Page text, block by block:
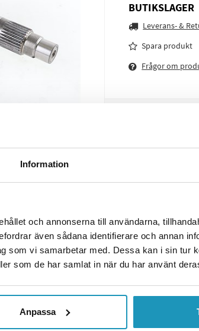
Information
och annonserna till användarna,
även sådana identifierare och annan
som vi samarbetar med. Dessa kan i sin tur
som de har samlat in när du har använt
Anpassa
BUTIKSLAGER
Leverans- &
Spara produkt
Frågor om